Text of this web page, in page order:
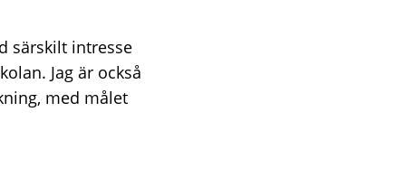
särskilt intresse
Jag är också
med målet